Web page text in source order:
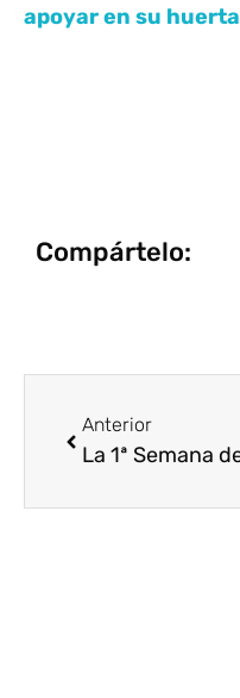
apoyar en su huerta
Compártelo:
Anterior